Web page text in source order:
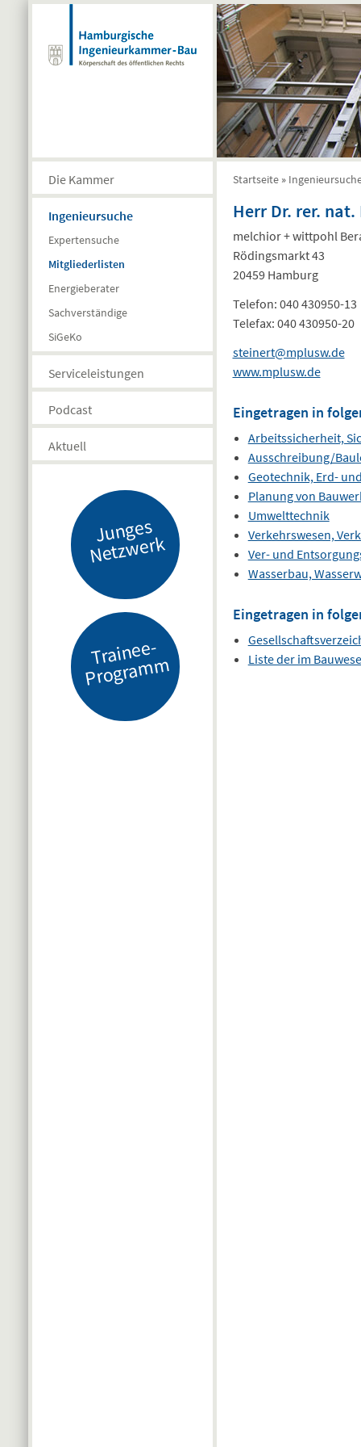
Direkt zum Inhalt
Die Kammer
Ingenieursuche
Expertensuche
Mitgliederlisten
Energieberater
Sachverständige
SiGeKo
Serviceleistungen
Podcast
Aktuell
J
u
n
g
es
N
etz
w
er
k
Tr
ai
n
e
e-
Pr
o
gr
a
m
m
Startseite »
Herr Dr. rer.
melchior + wittpohl
Rödingsmarkt 43
20459 Hamburg
Telefon: 040 430950-13
Telefax: 040 430950-20
steinert@mplusw.de
www.mplusw.de
Eingetragen in
Arbeitssicherheit,
Ausschreibung/
Geotechnik, Erd-
Planung von
Umwelttechnik
Verkehrswesen,
Ver- und
Wasserbau,
Eingetragen in
Liste der im